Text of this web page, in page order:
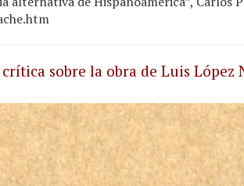
sobre la obra de Luis López